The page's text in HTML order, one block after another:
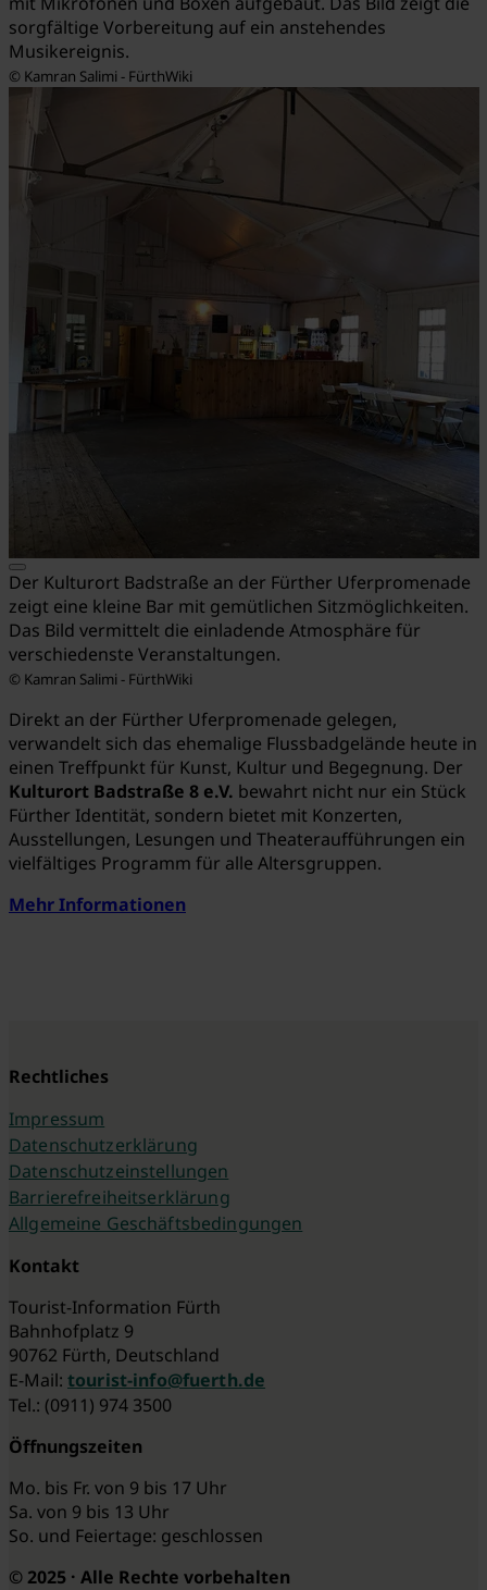
sorgfältige Vorbereitung auf ein anstehendes
Musikereignis.
© Kamran Salimi - FürthWiki
Der Kulturort Badstraße an der Fürther Uferpromenade
zeigt eine kleine Bar mit gemütlichen Sitzmöglichkeiten.
Das Bild vermittelt die einladende Atmosphäre für
verschiedenste Veranstaltungen.
© Kamran Salimi - FürthWiki
Direkt an der Fürther Uferpromenade gelegen,
verwandelt sich das ehemalige Flussbadgelände heute in
einen Treffpunkt für Kunst, Kultur und Begegnung. Der
Kulturort Badstraße 8 e.V. bewahrt nicht nur ein Stück
Fürther Identität, sondern bietet mit Konzerten,
Ausstellungen, Lesungen und Theateraufführungen ein
vielfältiges Programm für alle Altersgruppen.
Mehr Informationen
Rechtliches
Impressum
Datenschutzerklärung
Datenschutzeinstellungen
Barrierefreiheitserklärung
Allgemeine Geschäftsbedingungen
Kontakt
Tourist-Information Fürth
Bahnhofplatz 9
90762 Fürth, Deutschland
E-Mail: tourist-info@fuerth.de
Tel.: (0911) 974 3500
Öffnungszeiten
Mo. bis Fr. von 9 bis 17 Uhr
Sa. von 9 bis 13 Uhr
So. und Feiertage: geschlossen
© 2025 · Alle Rechte vorbehalten